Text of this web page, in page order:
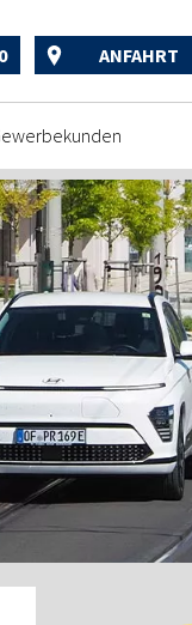
ANFAHRT